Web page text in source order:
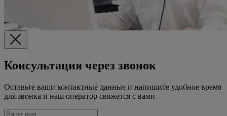
Консультация через звонок
Оставьте ваши контактные данные и напишите удобное время
для звонка и наш оператор свяжется с вами